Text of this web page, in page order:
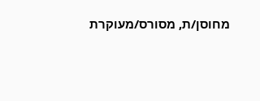
מחוסן/ת, מסורס/מעוקרת